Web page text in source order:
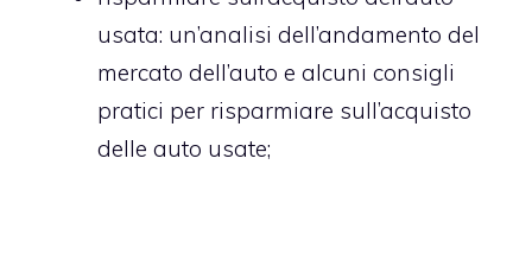
usata: un’analisi dell’andamento del
mercato dell’auto e alcuni consigli
pratici per risparmiare sull’acquisto
delle auto usate;